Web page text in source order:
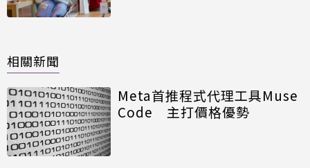
相關新聞
Meta首推程式代理工具Muse
Code 主打價格優勢